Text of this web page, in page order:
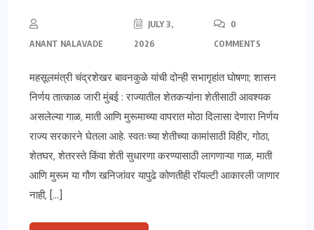
ANANT NALAVADE
JULY 3,
2026
0
COMMENTS
महसूलमंत्री चंद्रशेखर बावनकुळे यांची दोन्ही सभागृहांत घोषणा; शासन
निर्णय तात्काळ जारी मुंबई : राज्यातील शेतकऱ्यांना शेतीसाठी आवश्यक
असलेल्या गाळ, माती आणि मुरूमाच्या वापरात मोठा दिलासा देणारा निर्णय
राज्य सरकारने घेतला आहे. स्वतःच्या शेतीच्या कामांसाठी विहीर, गोठा,
शेतघर, शेतरस्ते किंवा शेती सुधारणा करण्यासाठी लागणाऱ्या गाळ, माती
आणि मुरूम या गौण खनिजांवर यापुढे कोणतीही रॉयल्टी आकारली जाणार
नाही, […]